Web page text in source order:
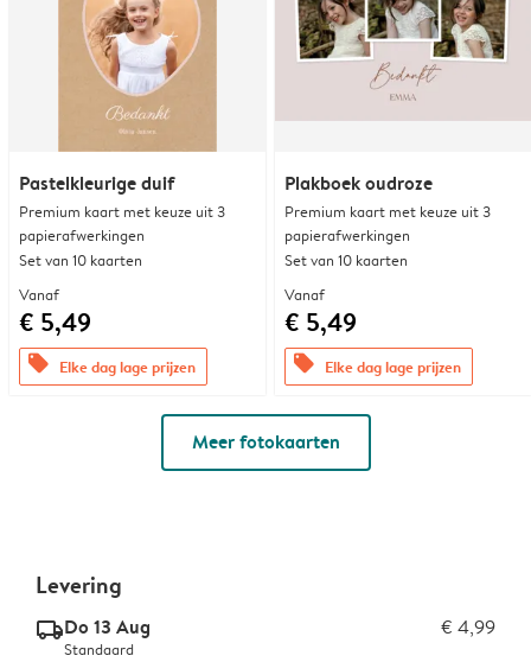
Pastelkleurige duif
Premium kaart met keuze uit 3
papierafwerkingen
Set van 10 kaarten
Vanaf
€ 5,49
offers Elke dag lage prijzen
Plakboek oudroze
Premium kaart met keuze uit 3
papierafwerkingen
Set van 10 kaarten
Vanaf
€ 5,49
offers Elke dag lage prijzen
Meer fotokaarten
Levering
delivery_standard_v2Do 13 Aug € 4,99
Standaard